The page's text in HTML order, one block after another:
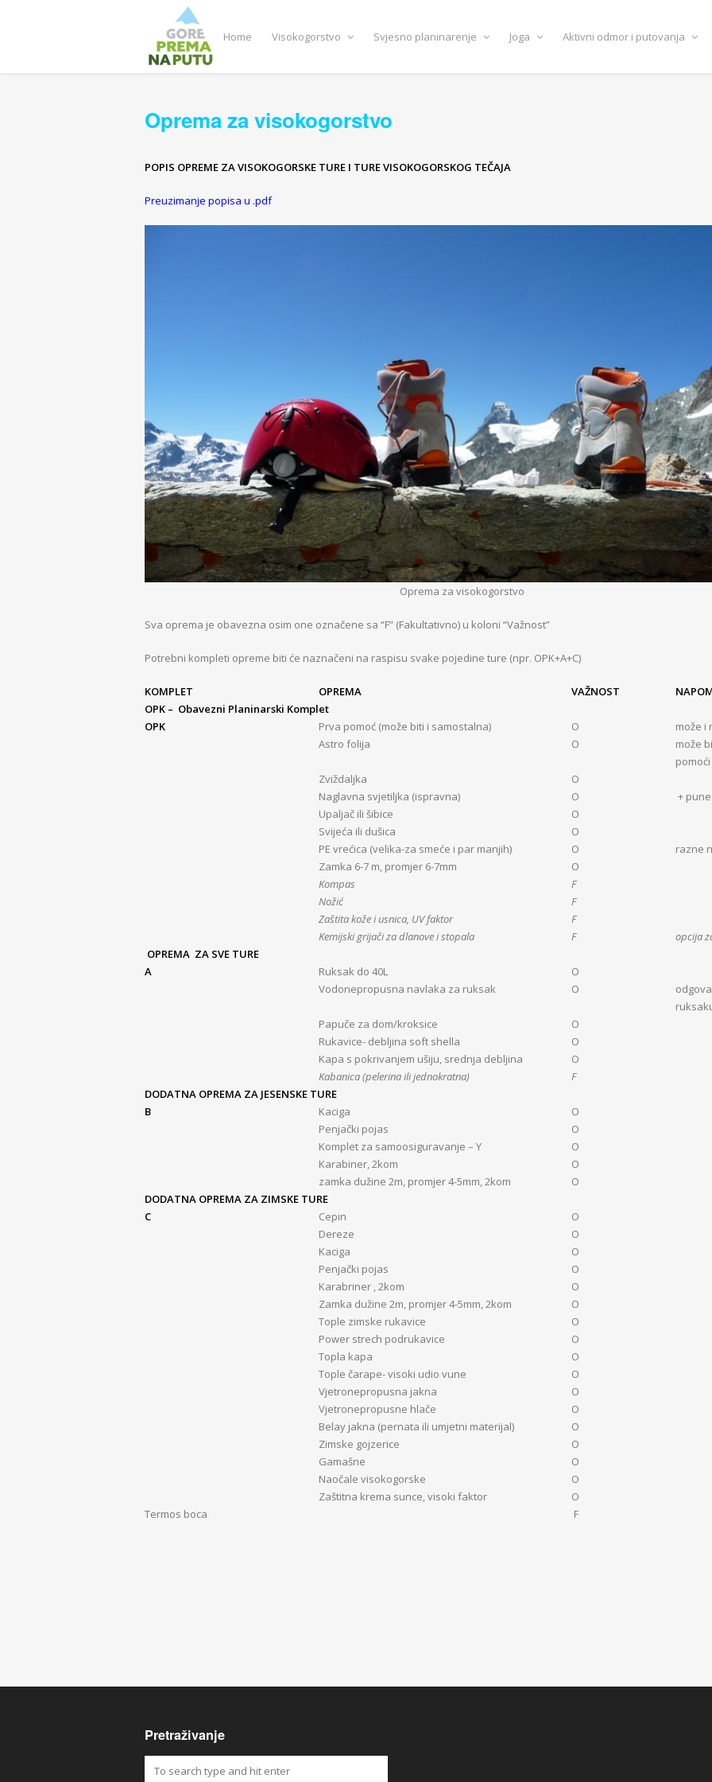
Home Visokogorstvo Svjesno planinarenje Joga Aktivni odmor i putovanja
Oprema za visokogorstvo
POPIS OPREME ZA VISOKOGORSKE TURE I TURE VISOKOGORSKOG TEČAJA
Preuzimanje popisa u .pdf
Oprema za visokogorstvo
Sva oprema je obavezna osim one označene sa “F” (Fakultativno) u koloni “Važnost”
Potrebni kompleti opreme biti će naznačeni na raspisu svake pojedine ture (npr. OPK+A+C)
KOMPLET OPREMA VAŽNOST
OPK – Obavezni Planinarski Komplet
OPK
Prva pomoć (može biti i samostalna) O
može i
Astro folija
O
može
pomoći
Zviždaljka
O
Naglavna svjetiljka (ispravna)
O
+
Upaljač ili šibice
O
Svijeća ili dušica
O
PE vrećica (velika-za smeće i par manjih)
O
razne
Zamka 6-7 m, promjer 6-7mm
O
Kompas
F
Nožić
F
Zaštita kože i usnica, UV faktor
F
Kemijski grijači za dlanove i stopala
F
opcija
OPREMA ZA SVE TURE
A
Ruksak do 40L
O
Vodonepropusna navlaka za ruksak
O
Papuče za dom/kroksice
O
Rukavice- debljina soft shella
O
Kapa s pokrivanjem ušiju, srednja debljina
O
Kabanica (pelerina ili jednokratna)
F
DODATNA OPREMA ZA JESENSKE TURE
B
Kaciga
O
Penjački pojas
O
Komplet za samoosiguravanje – Y
O
Karabiner, 2kom
O
zamka dužine 2m, promjer 4-5mm, 2kom
O
DODATNA OPREMA ZA ZIMSKE TURE
C
Cepin
O
Dereze
O
Kaciga
O
Penjački pojas
O
Karabriner , 2kom
O
Zamka dužine 2m, promjer 4-5mm, 2kom
O
Tople zimske rukavice
O
Power strech podrukavice
O
Topla kapa
O
Tople čarape- visoki udio vune
O
Vjetronepropusna jakna
O
Vjetronepropusne hlače
O
Belay jakna (pernata ili umjetni materijal)
O
Zimske gojzerice
O
Gamašne
O
Naočale visokogorske
O
Zaštitna krema sunce, visoki faktor
O
Termos boca
F
Pretraživanje